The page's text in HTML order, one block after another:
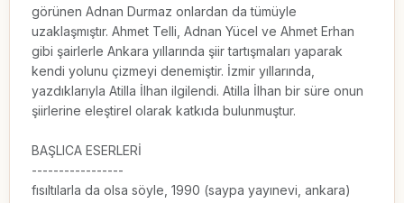
görünen Adnan Durmaz onlardan da tümüyle
uzaklaşmıştır. Ahmet Telli, Adnan Yücel ve Ahmet Erhan
gibi şairlerle Ankara yıllarında şiir tartışmaları yaparak
kendi yolunu çizmeyi denemiştir. İzmir yıllarında,
yazdıklarıyla Atilla İlhan ilgilendi. Atilla İlhan bir süre onun
şiirlerine eleştirel olarak katkıda bulunmuştur.
BAŞLICA ESERLERİ
-----------------
fısıltılarla da olsa söyle, 1990 (saypa yayınevi, ankara)